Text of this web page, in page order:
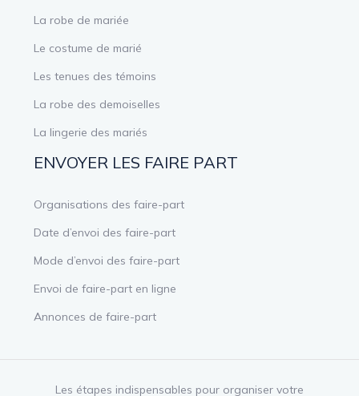
La robe de mariée
Le costume de marié
Les tenues des témoins
La robe des demoiselles
La lingerie des mariés
ENVOYER LES FAIRE PART
Organisations des faire-part
Date d’envoi des faire-part
Mode d’envoi des faire-part
Envoi de faire-part en ligne
Annonces de faire-part
Les étapes indispensables pour organiser votre